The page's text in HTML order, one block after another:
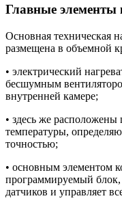
Главные элементы
Основная техническая
размещена в объемной
• электрический
бесшумным
внутренней камере;
• здесь же
температуры,
точностью;
• основным элементом
программируемый блок,
датчиков и управляет